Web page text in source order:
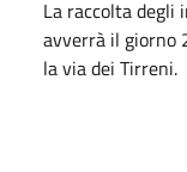
La raccolta
avverrà il giorno
la via dei Tirreni.